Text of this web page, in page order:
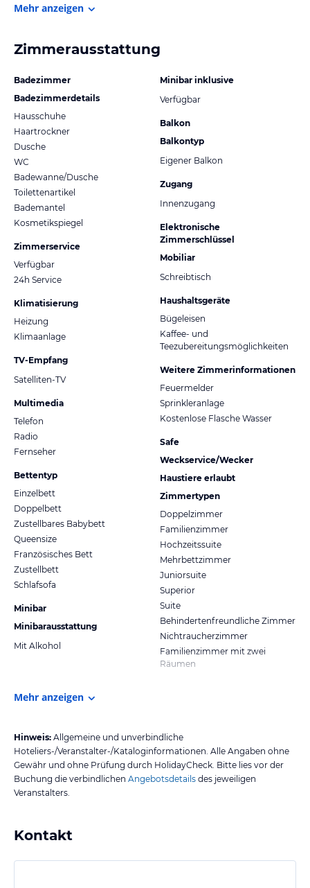
Mehr anzeigen
Zimmerausstattung
Badezimmer
Badezimmerdetails
Hausschuhe
Haartrockner
Dusche
WC
Badewanne/Dusche
Toilettenartikel
Bademantel
Kosmetikspiegel
Zimmerservice
Verfügbar
24h Service
Klimatisierung
Heizung
Klimaanlage
TV-Empfang
Satelliten-TV
Multimedia
Telefon
Radio
Fernseher
Bettentyp
Einzelbett
Doppelbett
Zustellbares Babybett
Queensize
Französisches Bett
Zustellbett
Schlafsofa
Minibar
Minibarausstattung
Mit Alkohol
Minibar inklusive
Verfügbar
Balkon
Balkontyp
Eigener Balkon
Zugang
Innenzugang
Elektronische
Zimmerschlüssel
Mobiliar
Schreibtisch
Haushaltsgeräte
Bügeleisen
Kaffee- und
Teezubereitungsmöglichkeiten
Weitere Zimmerinformationen
Feuermelder
Sprinkleranlage
Kostenlose Flasche Wasser
Safe
Weckservice/Wecker
Haustiere erlaubt
Zimmertypen
Doppelzimmer
Familienzimmer
Hochzeitssuite
Mehrbettzimmer
Juniorsuite
Superior
Suite
Behindertenfreundliche Zimmer
Nichtraucherzimmer
Familienzimmer mit zwei
Räumen
Mehr anzeigen
Hinweis: Allgemeine und unverbindliche
Hoteliers-/Veranstalter-/Kataloginformationen. Alle Angaben ohne
Gewähr und ohne Prüfung durch HolidayCheck. Bitte lies vor der
Buchung die verbindlichen Angebotsdetails des jeweiligen
Veranstalters.
Kontakt